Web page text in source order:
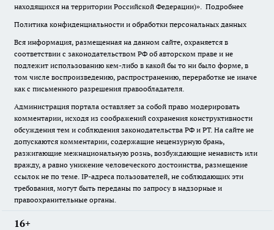
находящихся на территории Российской Федерации)». Подробнее
Политика конфиденциальности и обработки персональных данных
Вся информация, размещенная на данном сайте, охраняется в
соответствии с законодательством РФ об авторском праве и не
подлежит использованию кем-либо в какой бы то ни было форме, в
том числе воспроизведению, распространению, переработке не иначе
как с письменного разрешения правообладателя.
Администрация портала оставляет за собой право модерировать
комментарии, исходя из соображений сохранения конструктивности
обсуждения тем и соблюдения законодательства РФ и РТ. На сайте не
допускаются комментарии, содержащие нецензурную брань,
разжигающие межнациональную рознь, возбуждающие ненависть или
вражду, а равно унижение человеческого достоинства, размещение
ссылок не по теме. IP-адреса пользователей, не соблюдающих эти
требования, могут быть переданы по запросу в надзорные и
правоохранительные органы.
16+